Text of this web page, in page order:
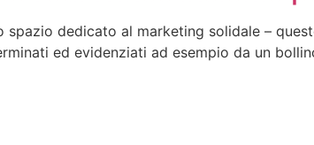
dedicato al marketing solidale –
ed evidenziati ad esempio da un